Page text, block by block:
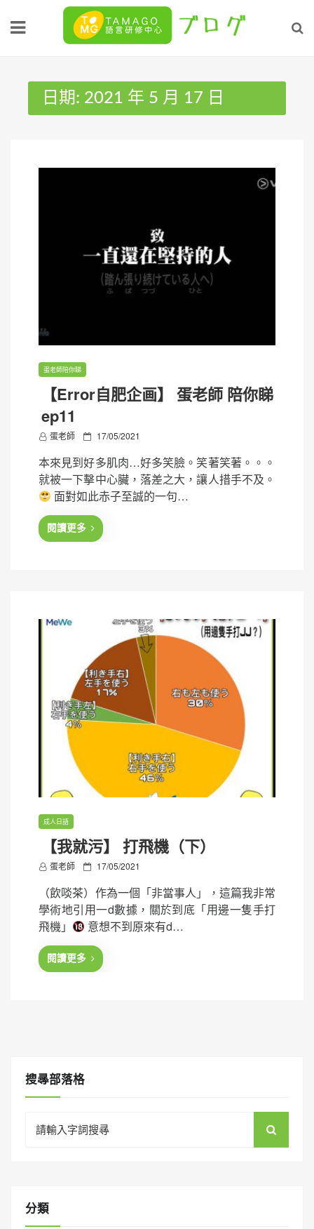
日期: 2021 年 5 月 17 日
蛋老師陪你睇
【Error自肥企画】 蛋老師 陪你睇
ep11
蛋老師
P
s
t
e
d
17/05/2021
本來見到好多肌肉…好多笑臉。笑著笑著。。。
就被一下擊中心臟，落差之大，讓人措手不及。
面對如此赤子至誠的一句…
閱讀更多
成人日語
【我就污】 打飛機（下）
蛋老師
P
t
e
d
17/05/2021
（飲啖茶）作為一個「非當事人」，這篇我非常
學術地引用一d數據，關於到底「用邊一隻手打
飛機」
意想不到原來有d…
閱讀更多
搜㝷部落格
for:
分類